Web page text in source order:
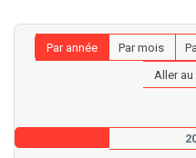
Par année Par mois
Aller